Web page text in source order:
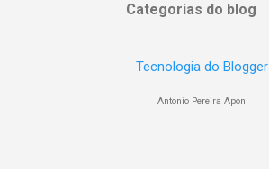
Categorias do blog
Tecnologia do Blogger
Antonio Pereira Apon